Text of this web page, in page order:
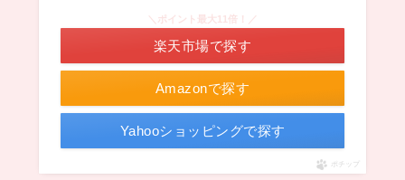
Amazonで探す
＼ポイント最大11倍！／
楽天市場で探す
Yahooショッピングで探す
ポチップ